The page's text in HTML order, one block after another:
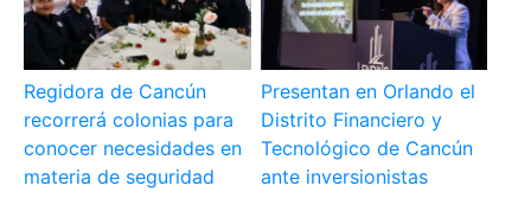
Regidora de Cancún
recorrerá colonias para
conocer necesidades en
materia de seguridad
Presentan en Orlando el
Distrito Financiero y
Tecnológico de Cancún
ante inversionistas